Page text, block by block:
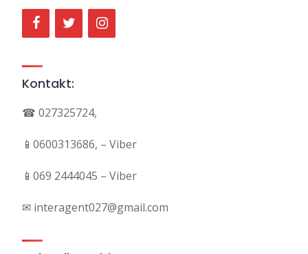
Kontakt:
☎ 027325724,
📱0600313686, – Viber
📱069 2444045 – Viber
✉ interagent027@gmail.com